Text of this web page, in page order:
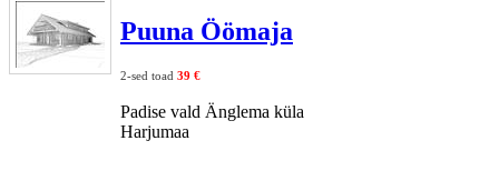
Puuna Öömaja
2-sed toad 39 €
Padise vald Änglema küla
Harjumaa